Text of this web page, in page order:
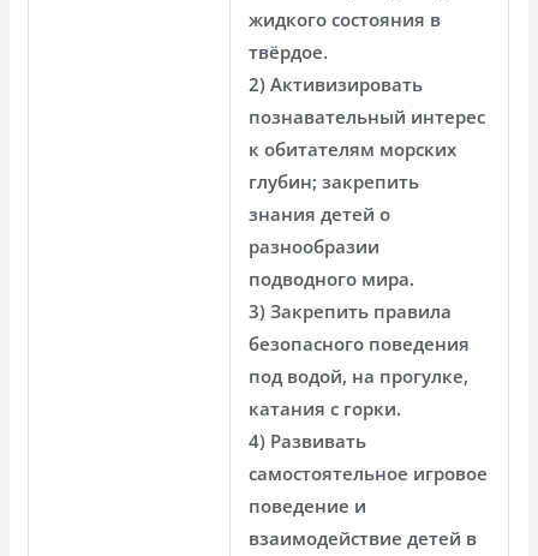
жидкого состояния в
твёрдое.
2) Активизировать
познавательный интерес
к обитателям морских
глубин; закрепить
знания детей о
разнообразии
подводного мира.
3) Закрепить правила
безопасного поведения
под водой, на прогулке,
катания с горки.
4) Развивать
самостоятельное игровое
поведение и
взаимодействие детей в